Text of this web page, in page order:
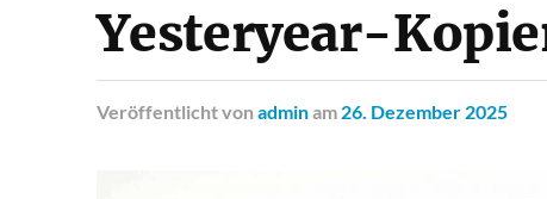
Yesteryear-
Veröffentlichtvon adminam 26. Dezember 2025